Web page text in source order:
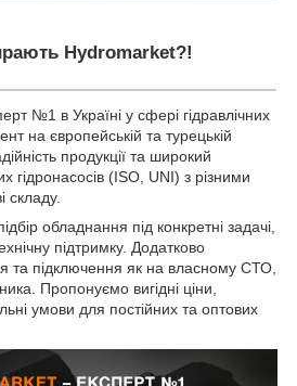
Hydromarket?!
№1 в Україні у сфері гідравлічних
на європейській та турецькій
продукції та широкий
гідронасосів (ISO, UNI) з різними
складу.
обладнання під конкретні задачі,
підтримку. Додатково
та підключення як на власному СТО,
Пропонуємо вигідні ціни,
умови для постійних та оптових